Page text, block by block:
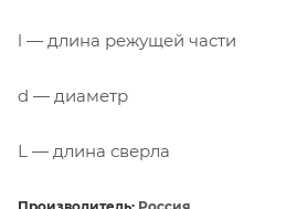
l — длина режущей части
d — диаметр
L — длина сверла